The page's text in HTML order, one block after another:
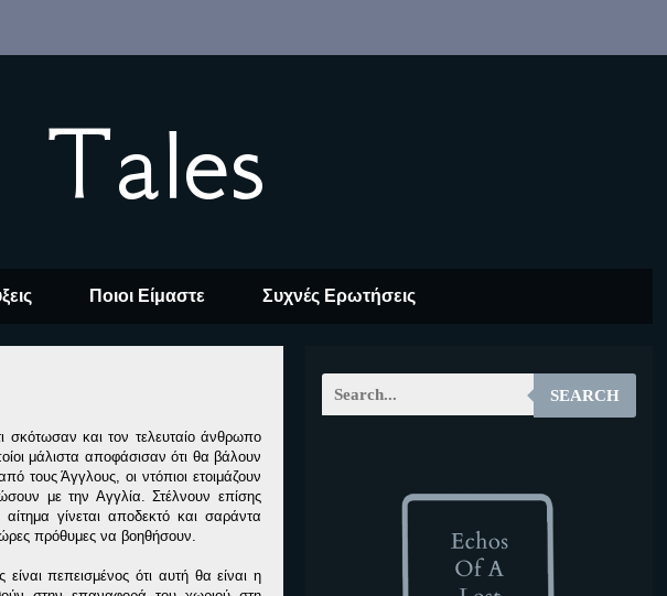
Tales
Ποιοι Είμαστε Συχνές Ερωτήσεις
σκότωσαν και τον τελευταίο άνθρωπο
μάλιστα αποφάσισαν ότι θα βάλουν
τους Άγγλους, οι ντόπιοι ετοιμάζουν
με την Αγγλία. Στέλνουν επίσης
γίνεται αποδεκτό και σαράντα
πρόθυμες να βοηθήσουν.
πεπεισμένος ότι αυτή θα είναι η
SEARCH